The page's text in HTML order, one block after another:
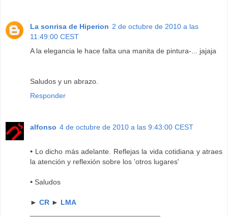
La sonrisa de Hiperion 2 de octubre de 2010 a las
11:49:00 CEST
A la elegancia le hace falta una manita de pintura-... jajaja
Saludos y un abrazo.
Responder
alfonso 4 de octubre de 2010 a las 9:43:00 CEST
• Lo dicho más adelante. Reflejas la vida cotidiana y atraes
la atención y reflexión sobre los 'otros lugares'
• Saludos
► CR ► LMA